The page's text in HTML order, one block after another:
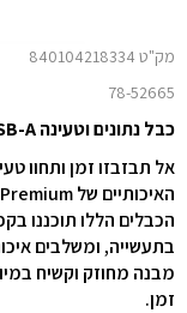
מק"ט 840104218334
78-52665
כבל נתונים וטעינה USB-A ל Type-C מבית OtterBox
האיכותיים של OtterBox Premium.
הכבלים הללו תוכננו
בתעשייה, ומשלבים
מבנה מחוזק וקשיח
זמן.